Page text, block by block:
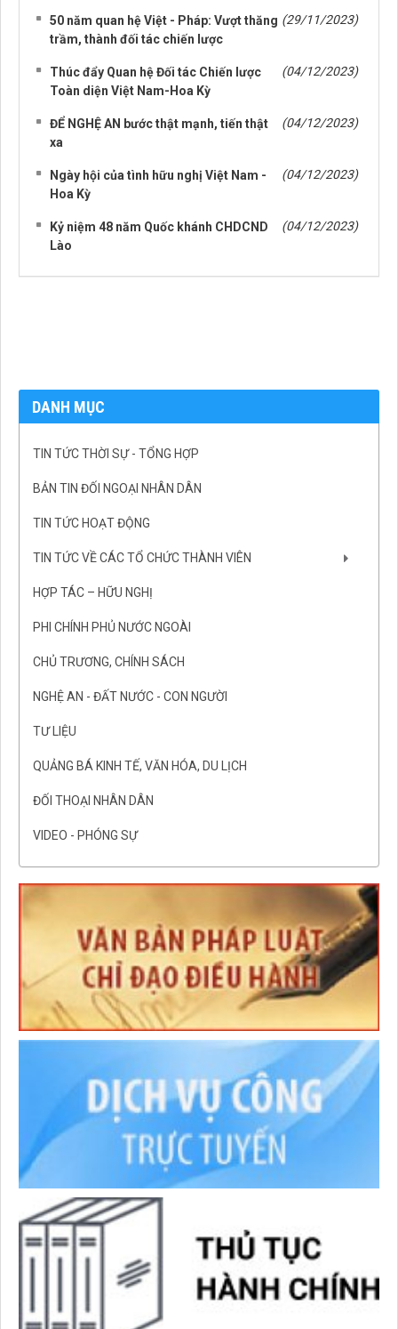
50 năm quan hệ Việt - Pháp: Vượt thăng
trầm, thành đối tác chiến lược
(29/11/2023)
Thúc đẩy Quan hệ Đối tác Chiến lược
Toàn diện Việt Nam-Hoa Kỳ
(04/12/2023)
ĐỂ NGHỆ AN bước thật mạnh, tiến thật
xa
(04/12/2023)
Ngày hội của tình hữu nghị Việt Nam -
Hoa Kỳ
(04/12/2023)
Kỷ niệm 48 năm Quốc khánh CHDCND
Lào
(04/12/2023)
DANH MỤC
TIN TỨC THỜI SỰ - TỔNG HỢP
BẢN TIN ĐỐI NGOẠI NHÂN DÂN
TIN TỨC HOẠT ĐỘNG
TIN TỨC VỀ CÁC TỔ CHỨC THÀNH VIÊN
HỢP TÁC – HỮU NGHỊ
PHI CHÍNH PHỦ NƯỚC NGOÀI
CHỦ TRƯƠNG, CHÍNH SÁCH
NGHỆ AN - ĐẤT NƯỚC - CON NGƯỜI
TƯ LIỆU
QUẢNG BÁ KINH TẾ, VĂN HÓA, DU LỊCH
ĐỐI THOẠI NHÂN DÂN
VIDEO - PHÓNG SỰ